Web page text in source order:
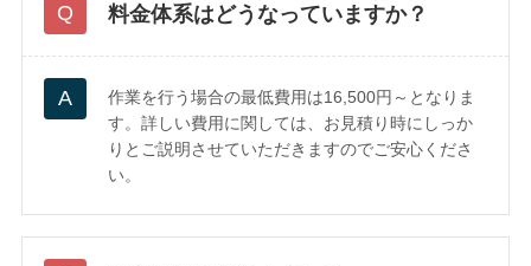
料金体系はどうなっていますか？
作業を行う場合の最低費用は16,500円～となりま
す。詳しい費用に関しては、お見積り時にしっか
りとご説明させていただきますのでご安心くださ
い。